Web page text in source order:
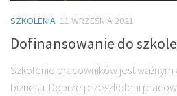
SZKOLENIA 11 WRZEŚNIA 2021
Dofinansowanie do
Szkolenie pracowników jest
biznesu. Dobrze przeszkoleni